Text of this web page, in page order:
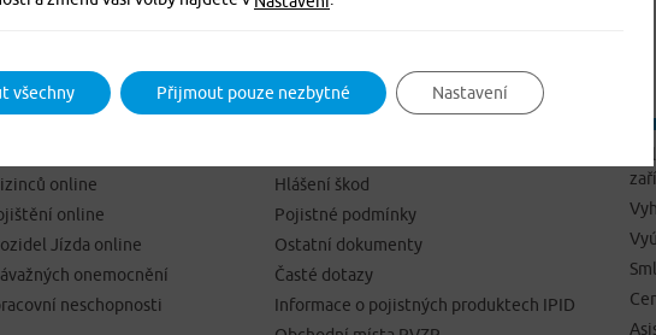
online
online
Jízda online
onemocnění
neschopnosti
Hlášení škod
Pojistné podmínky
Ostatní dokumenty
Časté dotazy
Informace o pojistných produktech IPID
všechny Přijmout pouze nezbytné Nastavení